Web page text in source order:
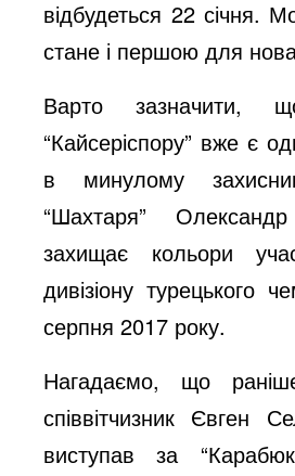
відбудеться 22 січня.
стане і першою для
Варто зазначити,
“Кайсеріспору” вже є
в минулому
“Шахтаря”
захищає кольори
дивізіону турецького
серпня 2017 року.
Нагадаємо, що
співвітчизник Євген
виступав за